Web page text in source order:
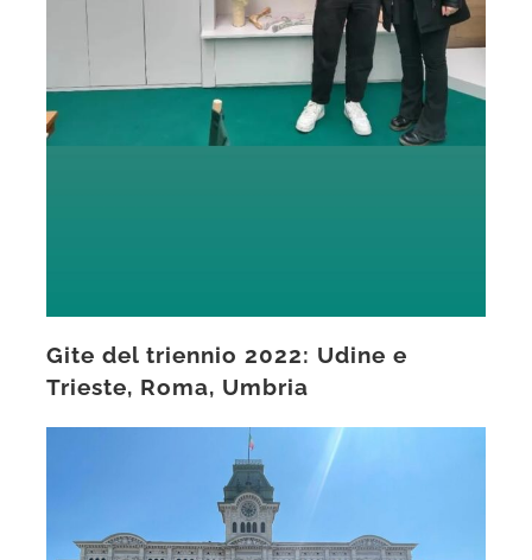
Gite del triennio 2022: Udine e
Trieste, Roma, Umbria